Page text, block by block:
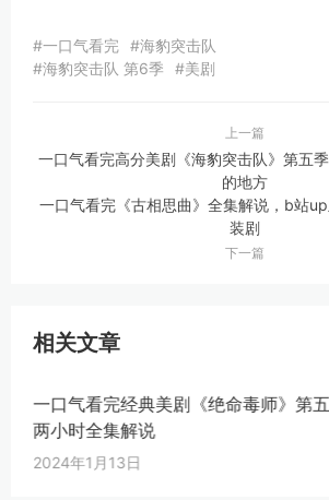
#一口气看完 #海豹突击队
#海豹突击队 第6季
#美剧
上一篇
一口气看完高分美剧《海豹突击队》第五
的地方
下一篇
一口气看完《古相思曲》全集解说，b站
装剧
相关文章
一口气看完经典美剧《绝命毒师》第五
两小时全集解说
2024年1月13日